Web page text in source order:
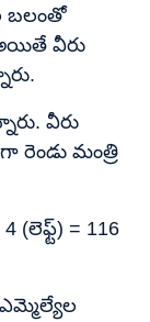
బలంతో
వీరు
వీరు
రెండు మంత్రి
(లెఫ్ట్) = 116